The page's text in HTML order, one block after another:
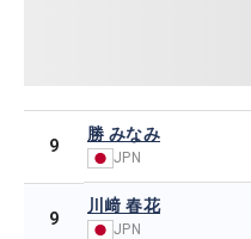
9
勝 みなみ
JPN
9
川﨑 春花
JPN